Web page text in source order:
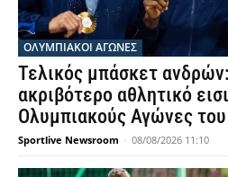
ΟΛΥΜΠΙΑΚΟΊ ΑΓΏΝΕΣ
Τελικός μπάσκετ
ακριβότερο αθλητικό
Ολυμπιακούς Αγώνες
Sportlive Newsroom - 08/08/2026 11:10